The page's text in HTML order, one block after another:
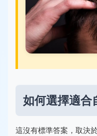
如何選擇適合
這沒有標準答案，取決